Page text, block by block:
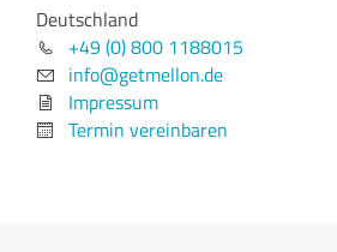
Deutschland
+49 (0) 800 1188015
info@getmellon.de
Impressum
Termin vereinbaren